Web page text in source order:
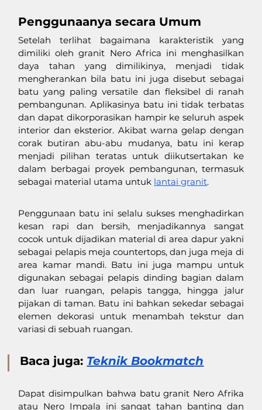
Penggunaanya secara Umum
Setelah terlihat bagaimana karakteristik yang
dimiliki oleh granit Nero Africa ini menghasilkan
daya tahan yang dimilikinya, menjadi tidak
mengherankan bila batu ini juga disebut sebagai
batu yang paling versatile dan fleksibel di ranah
pembangunan. Aplikasinya batu ini tidak terbatas
dan dapat dikorporasikan hampir ke seluruh aspek
interior dan eksterior. Akibat warna gelap dengan
corak butiran abu-abu mudanya, batu ini kerap
menjadi pilihan teratas untuk diikutsertakan ke
dalam berbagai proyek pembangunan, termasuk
sebagai material utama untuk lantai granit.
Penggunaan batu ini selalu sukses menghadirkan
kesan rapi dan bersih, menjadikannya sangat
cocok untuk dijadikan material di area dapur yakni
sebagai pelapis meja countertops, dan juga meja di
area kamar mandi. Batu ini juga mampu untuk
digunakan sebagai pelapis dinding bagian dalam
dan luar ruangan, pelapis tangga, hingga jalur
pijakan di taman. Batu ini bahkan sekedar sebagai
elemen dekorasi untuk menambah tekstur dan
variasi di sebuah ruangan.
Baca juga: Teknik Bookmatch
Dapat disimpulkan bahwa batu granit Nero Afrika
atau Nero Impala ini sangat tahan banting dan